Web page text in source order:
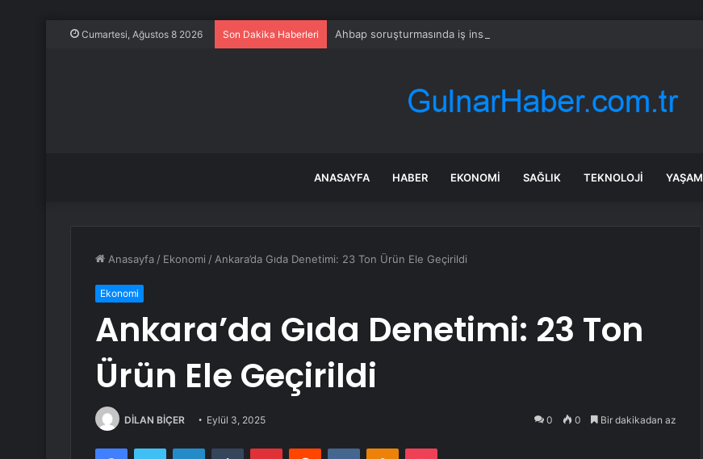
Cumartesi, Ağustos 8 2026 Son Dakika Haberleri Ahbap soruşturmasında iş insanı Hüseyin Başaran’a tutuklama talebi
ANASAYFA HABER EKONOMI SAĞLIK TEKNOLOJI YAŞAM
Anasayfa / Ekonomi / Ankara’da Gıda Denetimi: 23 Ton Ürün Ele Geçirildi
Ekonomi
Ankara’da Gıda Denetimi: 23 Ton
Ürün Ele Geçirildi
DİLAN BİÇER Eylül 3, 2025 0 0 Bir dakikadan az
FacebookTwitter LinkedInTumblr PinterestReddit VKontakteOdnoklassniki
Pocket